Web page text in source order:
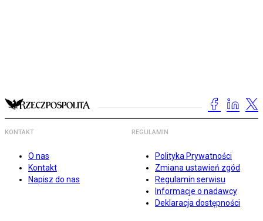
KONTAKT
O nas
Kontakt
Napisz do nas
REGULAMIN
Polityka Prywatności
Zmiana ustawień zgód
Regulamin serwisu
Informacje o nadawcy
Deklaracja dostępności